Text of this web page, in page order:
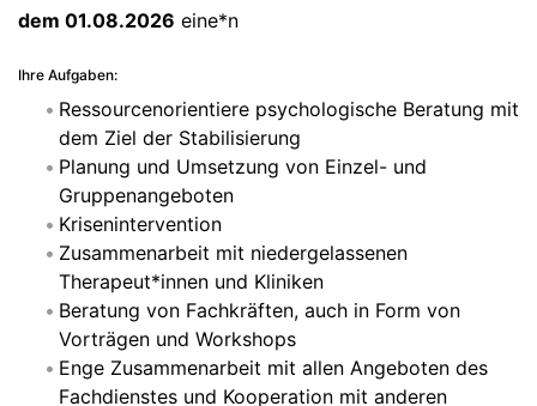
dem 01.08.2026 eine*n
Ihre Aufgaben:
Ressourcenorientiere psychologische Beratung mit
dem Ziel der Stabilisierung
Planung und Umsetzung von Einzel- und
Gruppenangeboten
Krisenintervention
Zusammenarbeit mit niedergelassenen
Therapeut*innen und Kliniken
Beratung von Fachkräften, auch in Form von
Vorträgen und Workshops
Enge Zusammenarbeit mit allen Angeboten des
Fachdienstes und Kooperation mit anderen